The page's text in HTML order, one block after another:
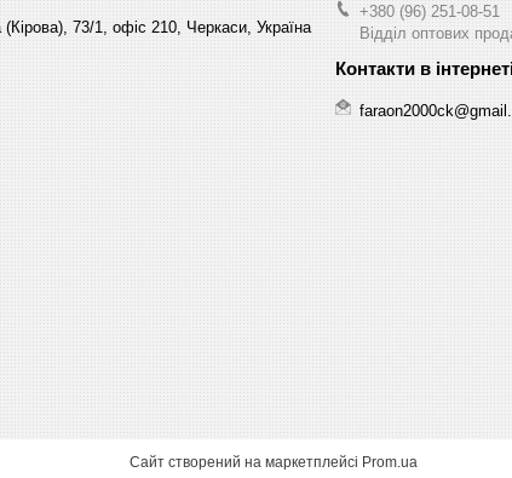
(Кірова), 73/1, офіс 210, Черкаси, Україна
+380 (96) 251-08-51
Відділ оптових
Сайт створений на маркетплейсі Prom.ua